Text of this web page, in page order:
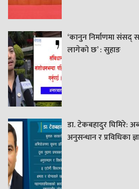
‘कानुन निर्माणमा
लागेको छ’ : सुहाङ
डा. टेकबहादुर घिमिरे:
अनुसन्धान र प्रविधिका